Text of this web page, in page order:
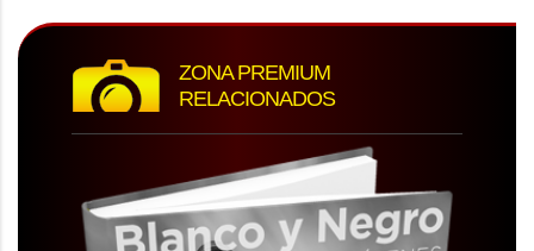
ZONA PREMIUM
RELACIONADOS